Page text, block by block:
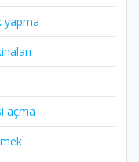
yapma
açma